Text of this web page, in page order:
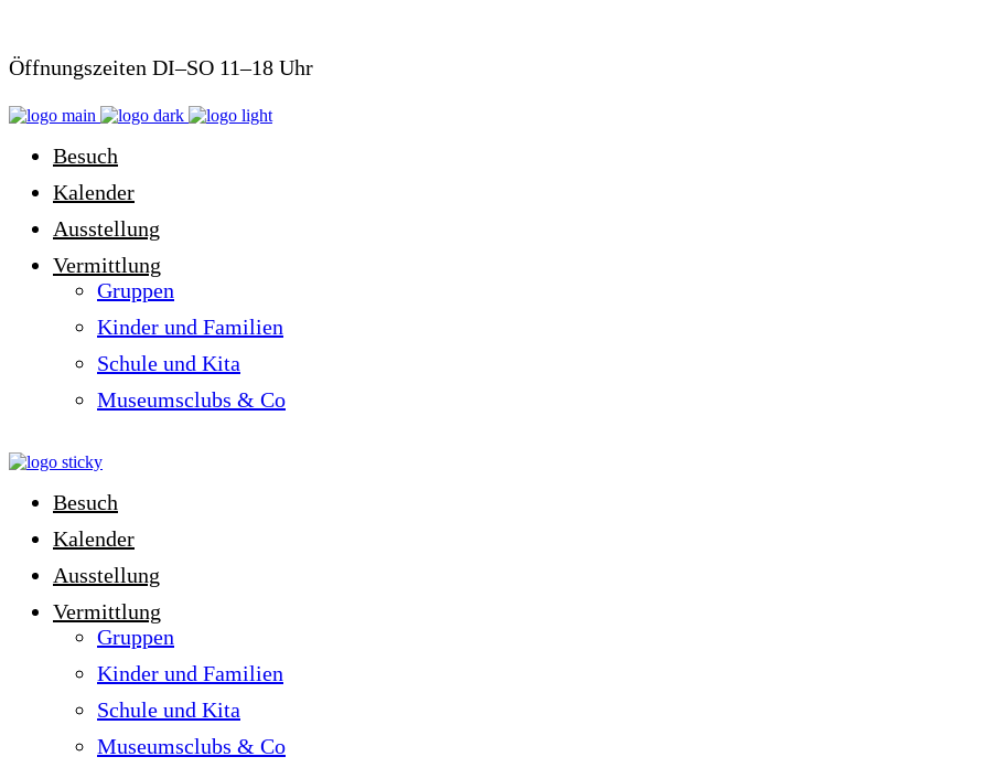
Öffnungszeiten DI–SO 11–18 Uhr
Besuch
Kalender
Ausstellung
Vermittlung
Gruppen
Kinder und Familien
Schule und Kita
Museumsclubs & Co
Besuch
Kalender
Ausstellung
Vermittlung
Gruppen
Kinder und Familien
Schule und Kita
Museumsclubs & Co